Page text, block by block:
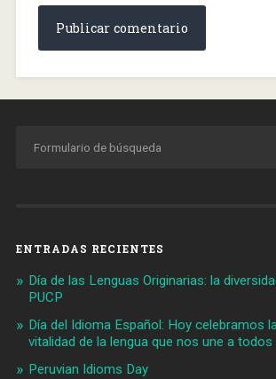
ENTRADAS RECIENTES
Día de las Lenguas Originarias: la
PUCP
Día del Idioma Español: Hoy celebramos
vitalidad de la lengua que nos une a todos
Peruvian Idioms Day